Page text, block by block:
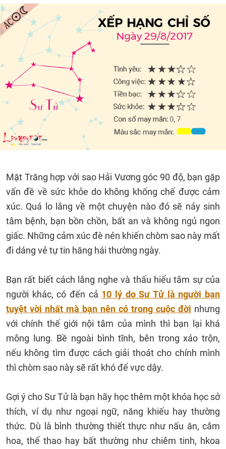
Mặt Trăng hợp với sao Hải Vương góc 90 độ, bạn gặp
vấn đề về sức khỏe do không khống chế được cảm
xúc. Quá lo lắng về một chuyện nào đó sẽ nảy sinh
tâm bệnh, bạn bồn chồn, bất an và không ngủ ngon
giấc. Những cảm xúc đè nén khiến chòm sao này mất
đi dáng vẻ tự tin hăng hái thường ngày.
Bạn rất biết cách lắng nghe và thấu hiểu tâm sự của
người khác, có đến cả 10 lý do Sư Tử là người bạn
tuyệt vời nhất mà bạn nên có trong cuộc đời nhưng
với chính thế giới nội tâm của mình thì bạn lại khá
mông lung. Bề ngoài bình tĩnh, bên trong xáo trộn,
nếu không tìm được cách giải thoát cho chính mình
thì chòm sao này sẽ rất khó để vực dậy.
Gợi ý cho Sư Tử là bạn hãy học thêm một khóa học sở
thích, ví dụ như ngoại ngữ, năng khiếu hay thường
thức. Dù là bình thường thiết thực như nấu ăn, cắm
hoa, thể thao hay bất thường như chiêm tinh, hkoa